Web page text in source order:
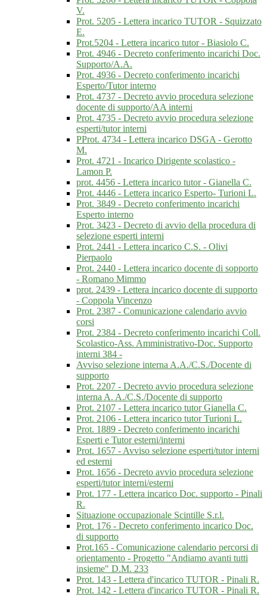
V.
Prot. 5205 - Lettera incarico TUTOR - Squizzato
E.
Prot.5204 - Lettera incarico tutor - Biasiolo C.
Prot. 4946 - Decreto conferimento incarichi Doc.
Supporto/A.A.
Prot. 4936 - Decreto conferimento incarichi
Esperto/Tutor interno
Prot. 4737 - Decreto avvio procedura selezione
docente di supporto/AA interni
Prot. 4735 - Decreto avvio procedura selezione
esperti/tutor interni
PProt. 4734 - Lettera incarico DSGA - Gerotto
M.
Prot. 4721 - Incarico Dirigente scolastico -
Lamon P.
prot. 4456 - Lettera incarico tutor - Gianella C.
Prot. 4446 - Lettera incarico Esperto- Turioni L.
Prot. 3849 - Decreto conferimento incarichi
Esperto interno
Prot. 3423 - Decreto di avvio della procedura di
selezione esperti interni
Prot. 2441 - Lettera incarico C.S. - Olivi
Pierpaolo
Prot. 2440 - Lettera incarico docente di sopporto
- Romano Mimmo
prot. 2439 - Lettera incarico docente di supporto
- Coppola Vincenzo
Prot. 2387 - Comunicazione calendario avvio
corsi
Prot. 2384 - Decreto conferimento incarichi Coll.
Scolastico-Ass. Amministrativo-Doc. Supporto
interni 384 -
Avviso selezione interna A.A./C.S./Docente di
supporto
Prot. 2207 - Decreto avvio procedura selezione
interna A. A./C.S./Docente di supporto
Prot. 2107 - Lettera incarico tutor Gianella C.
Prot. 2106 - Lettera incarico tutor Turioni L.
Prot. 1889 - Decreto conferimento incarichi
Esperti e Tutor esterni/interni
Prot. 1657 - Avviso selezione esperti/tutor interni
ed esterni
Prot. 1656 - Decreto avvio procedura selezione
esperti/tutor interni/esterni
Prot. 177 - Lettera incarico Doc. supporto - Pinali
R.
Situazione occupazionale Scintille S.r.l.
Prot. 176 - Decreto conferimento incarico Doc.
di supporto
Prot.165 - Comunicazione calendario percorsi di
orientamento - Progetto "Andiamo avanti tutti
insieme" D.M. 233
Prot. 143 - Lettera d'incarico TUTOR - Pinali R.
Prot. 142 - Lettera d'incarico TUTOR - Pinali R.